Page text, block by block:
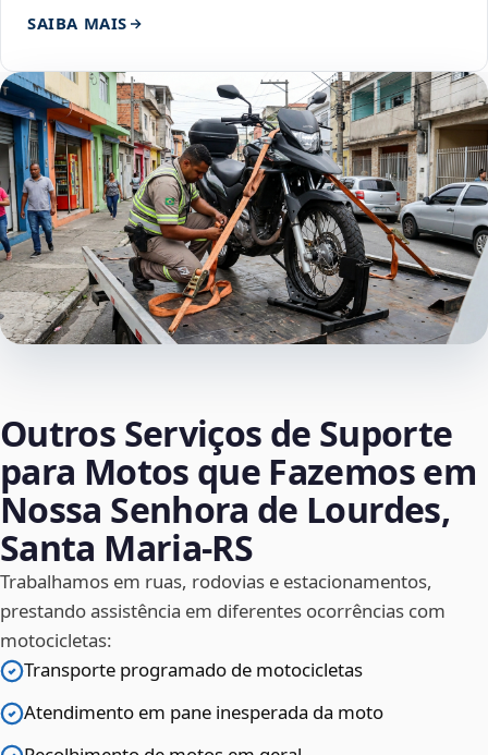
SAIBA MAIS
Outros Serviços de Suporte
para Motos que Fazemos em
Nossa Senhora de Lourdes,
Santa Maria‑RS
Trabalhamos em ruas, rodovias e estacionamentos,
prestando assistência em diferentes ocorrências com
motocicletas:
Transporte programado de motocicletas
Atendimento em pane inesperada da moto